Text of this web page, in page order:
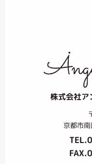
株式会社ア
京都市
TEL.